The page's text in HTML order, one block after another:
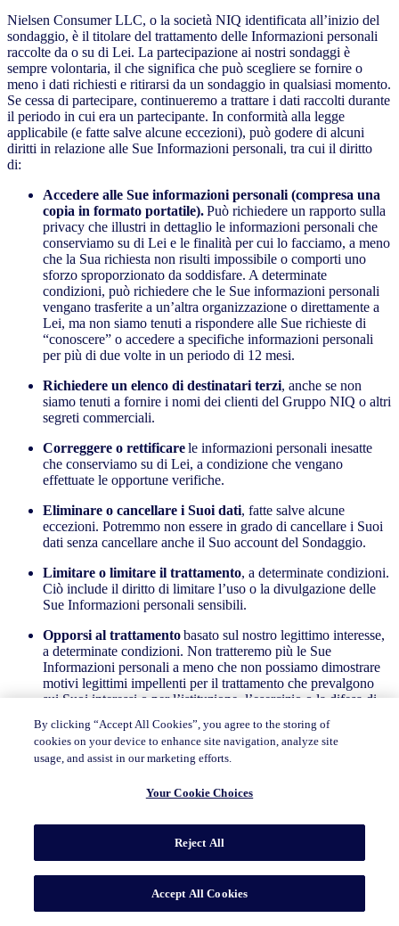
Nielsen Consumer LLC, o la società NIQ identificata all’inizio del
sondaggio, è il titolare del trattamento delle Informazioni personali
raccolte da o su di Lei. La partecipazione ai nostri sondaggi è
sempre volontaria, il che significa che può scegliere se fornire o
meno i dati richiesti e ritirarsi da un sondaggio in qualsiasi momento.
Se cessa di partecipare, continueremo a trattare i dati raccolti durante
il periodo in cui era un partecipante. In conformità alla legge
applicabile (e fatte salve alcune eccezioni), può godere di alcuni
diritti in relazione alle Sue Informazioni personali, tra cui il diritto
di:
Accedere alle Sue informazioni personali (compresa una
copia in formato portatile).Può richiedere un rapporto sulla
privacy che illustri in dettaglio le informazioni personali che
conserviamo su di Lei e le finalità per cui lo facciamo, a meno
che la Sua richiesta non risulti impossibile o comporti uno
sforzo sproporzionato da soddisfare. A determinate
condizioni, può richiedere che le Sue informazioni personali
vengano trasferite a un’altra organizzazione o direttamente a
Lei, ma non siamo tenuti a rispondere alle Sue richieste di
“conoscere” o accedere a specifiche informazioni personali
per più di due volte in un periodo di 12 mesi.
Richiedere un elenco di destinatari terzi, anche se non
siamo tenuti a fornire i nomi dei clienti del Gruppo NIQ o altri
segreti commerciali.
Correggere o rettificarele informazioni personali inesatte
che conserviamo su di Lei, a condizione che vengano
effettuate le opportune verifiche.
Eliminare o cancellare i Suoi dati, fatte salve alcune
eccezioni. Potremmo non essere in grado di cancellare i Suoi
dati senza cancellare anche il Suo account del Sondaggio.
Limitare o limitare il trattamento, a determinate condizioni.
Ciò include il diritto di limitare l’uso o la divulgazione delle
Sue Informazioni personali sensibili.
Opporsi al trattamentobasato sul nostro legittimo interesse,
a determinate condizioni. Non tratteremo più le Sue
Informazioni personali a meno che non possiamo dimostrare
motivi legittimi impellenti per il trattamento che prevalgono
sui Suoi interessi o per l’istituzione, l’esercizio o la difesa di
Rinuncia a vendite, condivisione o pubblicità
mirata(come definito dalla legge applicabile). Come
pubblicità mirata, né consentiamo ai nostri clienti di farlo.
Inoltre, tratteremo le richieste inviate tramiteGPCcome una
richiesta valida di rinuncia alla vendita o alla condivisione
qualsiasi profilo di consumatore che abbiamo associato a quel
browser. Se utilizza diversi browser o profili di browser,
potrebbe essere necessario abilitare il segnale su ciascun
By clicking “Accept All Cookies”, you agree to the storing of
cookies on your device to enhance site navigation, analyze site
usage, and assist in our marketing efforts.
Your Cookie Choices
Reject All
Accept All Cookies